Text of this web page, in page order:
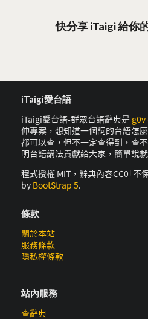
快分享 iTaigi 給你
iTaigi愛台語
iTaigi愛台語-群眾台語辭典是 g0v
伸專案，想知道一個詞的台語怎
都可以查，但不一定查得到，查
明台語講法貢獻給大家，簡單說
程式授權 MIT，辭典內容CC0｢不
by BootStrap 5.
條款
關於本站
服務條款
隱私權條款
站內服務
查辭典